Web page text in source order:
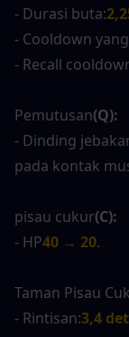
- Durasi buta:
- Cooldown
- Recall
Pemutusan(Q):
- Dinding
pada kontak
pisau cukur(C):
- HP40 → 20.
Taman Pisau
- Rintisan:3,4